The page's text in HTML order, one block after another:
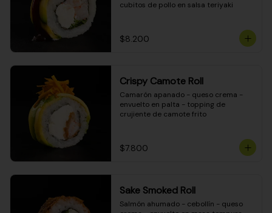
cubitos de pollo en salsa teriyaki
$8.200
Crispy Camote Roll
Camarón apanado - queso crema -
envuelto en palta - topping de
crujiente de camote frito
$7.800
Sake Smoked Roll
Salmón ahumado - cebollín - queso